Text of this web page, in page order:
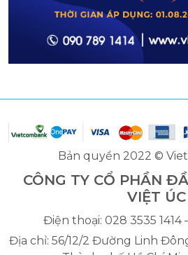
Bản quyền 2022 ©
CÔNG TY CỔ PHẦN
VIỆT ÚC
Điện thoại: 028 3535 1414
Địa chỉ: 56/12/2 Đường Linh